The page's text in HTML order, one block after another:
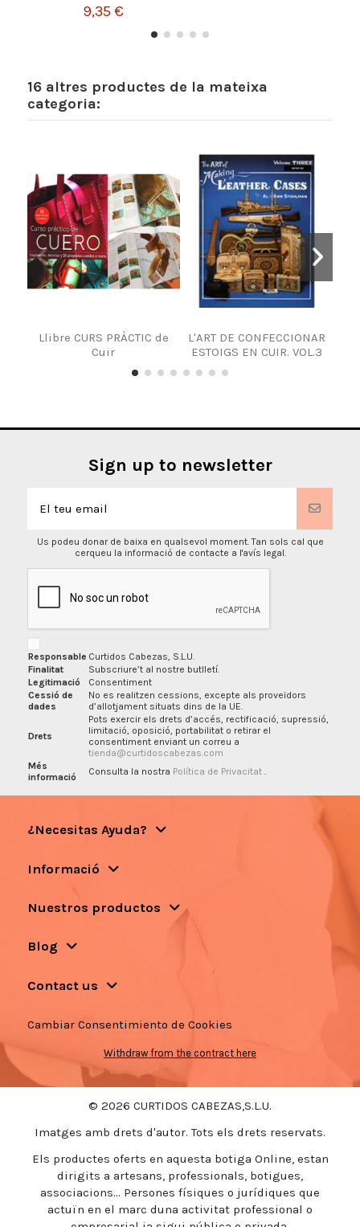
9,35 €
16 altres productes de la mateixa
categoria:
Llibre CURS PRÀCTIC de
Cuir
L'ART DE CONFECCIONAR
ESTOIGS EN CUIR. VOL.3
Sign up to newsletter
Us podeu donar de baixa en qualsevol moment. Tan sols cal que
cerqueu la informació de contacte a l'avís legal.
Responsable Curtidos Cabezas, S.L.U.
Finalitat
Subscriure’t al nostre butlletí.
Legitimació
Consentiment
Cessió de
dades
No es realitzen cessions, excepte als proveïdors
d’allotjament situats dins de la UE.
Drets
Pots exercir els drets d’accés, rectificació, supressió,
limitació, oposició, portabilitat o retirar el
consentiment enviant un correu a
tienda@curtidoscabezas.com
Més
informació
Consulta la nostra Política de Privacitat .
¿Necesitas Ayuda?
Informació
Nuestros productos
Blog
Contact us
Cambiar Consentimiento de Cookies
Withdraw from the contract here
© 2026 CURTIDOS CABEZAS,S.L.U.
Imatges amb drets d'autor. Tots els drets reservats.
Els productes oferts en aquesta botiga Online, estan
dirigits a artesans, professionals, botigues,
associacions... Persones físiques o jurídiques que
actuïn en el marc duna activitat professional o